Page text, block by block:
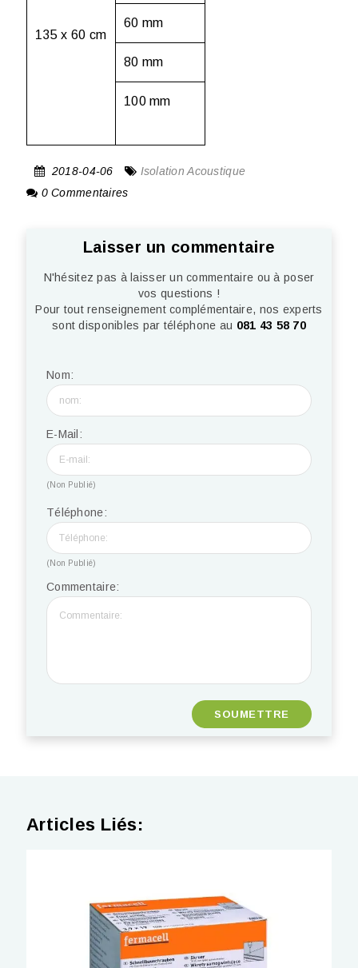
135 x 60 cm
60 mm
80 mm
100 mm
2018-04-06
Isolation Acoustique
0 Commentaires
Laisser un commentaire
N'hésitez pas à laisser un commentaire ou à poser
vos questions !
Pour tout renseignement complémentaire, nos experts
sont disponibles par téléphone au 081 43 58 70
Nom:
E-Mail:
(Non Publié)
Téléphone:
(Non Publié)
Commentaire:
Articles Liés: